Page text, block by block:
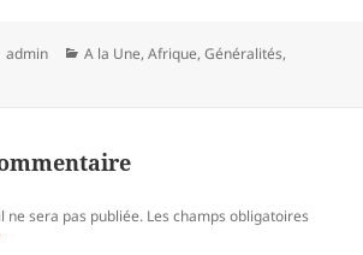
Auteur
admin Catégories
A la Une,Afrique,Généralités,
ne sera pas publiée. Les champs obligatoires